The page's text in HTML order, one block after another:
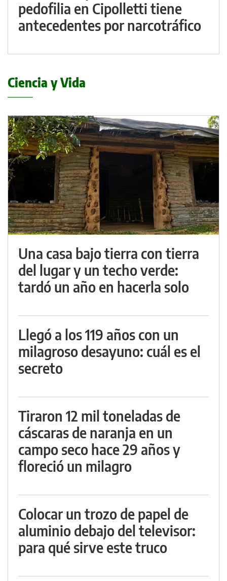
pedofilia en Cipolletti tiene
antecedentes por narcotráfico
Ciencia y Vida
Una casa bajo tierra con tierra
del lugar y un techo verde:
tardó un año en hacerla solo
Llegó a los 119 años con un
milagroso desayuno: cuál es el
secreto
Tiraron 12 mil toneladas de
cáscaras de naranja en un
campo seco hace 29 años y
floreció un milagro
Colocar un trozo de papel de
aluminio debajo del televisor:
para qué sirve este truco